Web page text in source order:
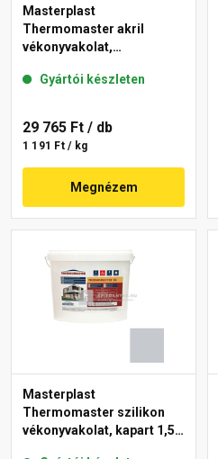
Masterplast
Thermomaster akril
vékonyvakolat,
50-F 25 kg
Gyártói készleten
29 765 Ft / db
1 191 Ft / kg
Megnézem
Masterplast
Thermomaster szilikon
vékonyvakolat, kapart 1,5